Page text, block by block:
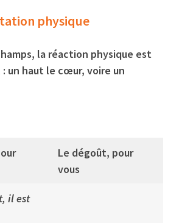
physique
la réaction physique est
: un haut le cœur, voire un
Le dégoût, pour
vous
il est